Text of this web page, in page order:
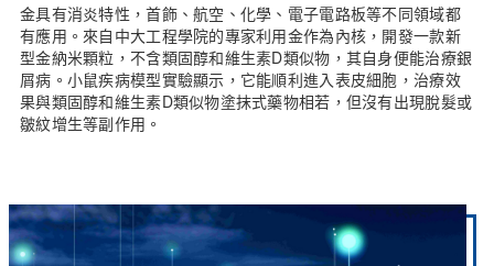
金具有消炎特性，首飾、航空、化學、電子電路板等不同領域都
有應用。來自中大工程學院的專家利用金作為內核，開發一款新
型金納米顆粒，不含類固醇和維生素D類似物，其自身便能治療銀
屑病。小鼠疾病模型實驗顯示，它能順利進入表皮細胞，治療效
果與類固醇和維生素D類似物塗抹式藥物相若，但沒有出現脫髮或
皺紋增生等副作用。